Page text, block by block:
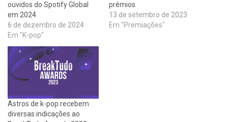
ouvidos do Spotify Global
em 2024
6 de dezembro de 2024
Em "K-pop"
prêmios
13 de setembro de 2023
Em "Premiações"
Astros de k-pop recebem
diversas indicações ao